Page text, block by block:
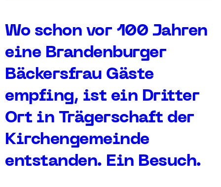
Wo schon vor 100 Jahren
eine Brandenburger
Bäckersfrau Gäste
empfing, ist ein Dritter
Ort in Trägerschaft der
Kirchengemeinde
entstanden. Ein Besuch.